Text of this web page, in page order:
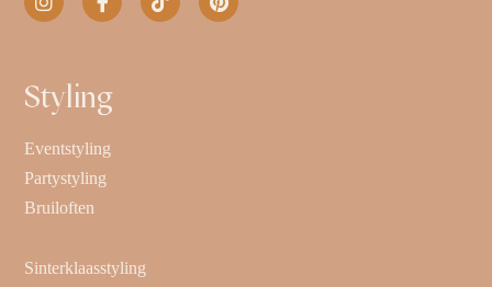
Styling
Eventstyling
Partystyling
Bruiloften
Sinterklaasstyling